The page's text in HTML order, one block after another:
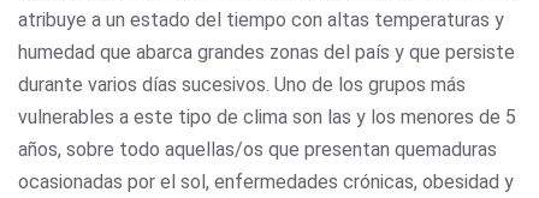
atribuye a un estado del tiempo con altas temperaturas y
humedad que abarca grandes zonas del país y que persiste
durante varios días sucesivos. Uno de los grupos más
vulnerables a este tipo de clima son las y los menores de 5
años, sobre todo aquellas/os que presentan quemaduras
ocasionadas por el sol, enfermedades crónicas, obesidad y